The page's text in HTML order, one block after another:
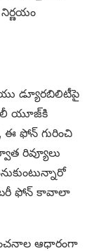
డ్యూరబిలిటీపై
యూజ్‌కి
ఈ ఫోన్ గురించి
రివ్యూలు
ఫోన్ కావాలా
ఆధారంగా